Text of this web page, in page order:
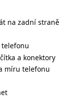
na zadní straně
a konektory
míru telefonu